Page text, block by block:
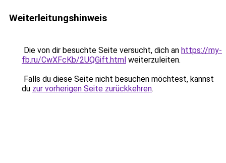
Weiterleitungshinweis
Die von dir besuchte Seite versucht, dich an https://my-
fb.ru/CwXFcKb/2UQGift.html weiterzuleiten.
Falls du diese Seite nicht besuchen möchtest, kannst
du zur vorherigen Seite zurückkehren.